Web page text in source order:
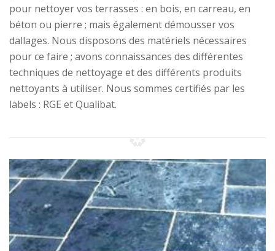
pour nettoyer vos terrasses : en bois, en carreau, en
béton ou pierre ; mais également démousser vos
dallages. Nous disposons des matériels nécessaires
pour ce faire ; avons connaissances des différentes
techniques de nettoyage et des différents produits
nettoyants à utiliser. Nous sommes certifiés par les
labels : RGE et Qualibat.